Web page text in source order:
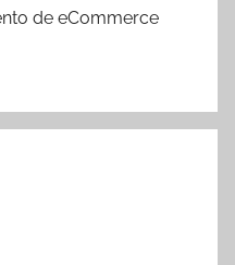
de eCommerce